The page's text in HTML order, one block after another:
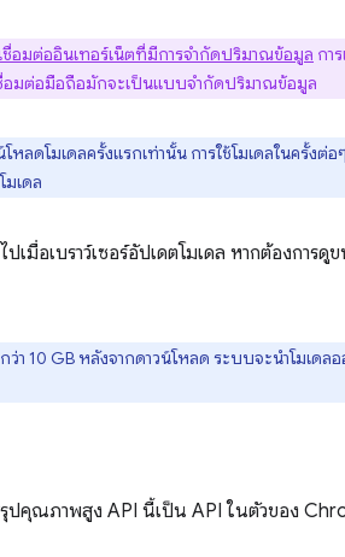
อมต่ออินเทอร์เน็ตที่มีการจำกัดปริมาณข้อมูล กา
อมต่อมือถือมักจะเป็นแบบจำกัดปริมาณข้อมูล
ลดโมเดลครั้งแรกเท่านั้น การใช้โมเดลในครั้งต่อ
เดล
อเบราว์เซอร์อัปเดตโมเดล หากต้องการ
10 GB หลังจากดาวน์โหลด ระบบจะนำโมเด
ปคุณภาพสูง API นี้เป็น API ในตัวของ